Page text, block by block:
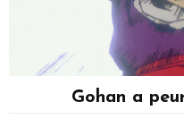
Gohan a